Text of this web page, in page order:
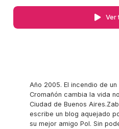
Ver
Año 2005. El incendio de
Cromañón cambia la vida
Ciudad de Buenos
escribe un blog aquejado
su mejor amigo Pol. Sin